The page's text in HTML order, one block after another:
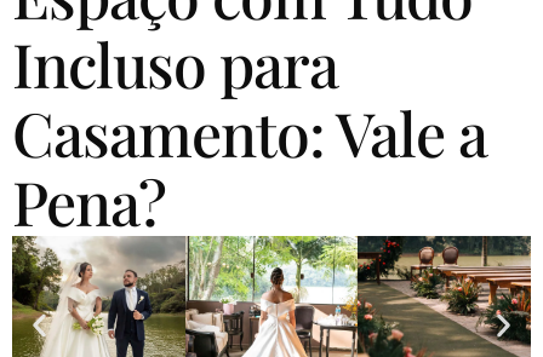
Incluso para
Casamento: Vale a
Pena?